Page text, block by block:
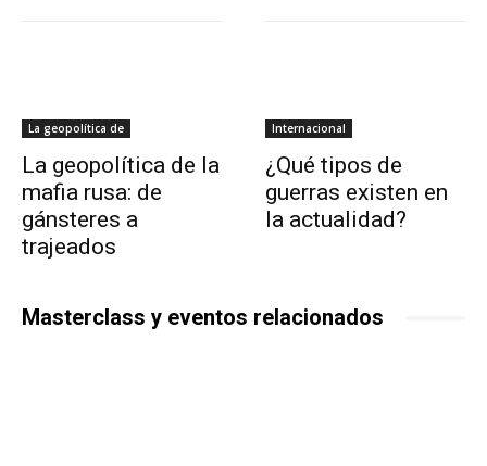
La geopolítica de
La geopolítica de la
mafia rusa: de
gánsteres a
trajeados
Internacional
¿Qué tipos de
guerras existen en
la actualidad?
Masterclass y eventos relacionados